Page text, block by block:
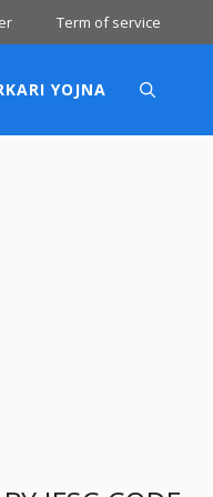
Term of service
YOJNA